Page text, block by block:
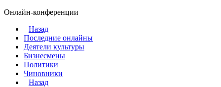
Онлайн-конференции
Назад
Последние онлайны
Деятели культуры
Бизнесмены
Политики
Чиновники
Назад